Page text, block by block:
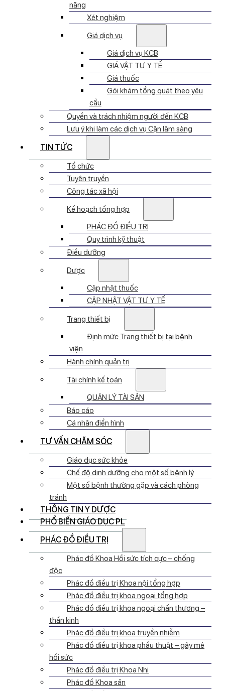
năng
Xét nghiệm
Giá dịch vụ
Giá dịch vụ KCB
GIÁ VẬT TƯ Y TẾ
Giá thuốc
Gói khám tổng quát theo yêu
cầu
Quyền và trách nhiệm người đến KCB
Lưu ý khi làm các dịch vụ Cận lâm sàng
TIN TỨC
Tổ chức
Tuyên truyền
Công tác xã hội
Kế hoạch tổng hợp
PHÁC ĐỒ ĐIỀU TRỊ
Quy trình kỹ thuật
Điều dưỡng
Dược
Cập nhật thuốc
CẬP NHẬT VẬT TƯ Y TẾ
Trang thiết bị
Định mức Trang thiết bị tại bệnh
viện
Hành chính quản trị
Tài chính kế toán
QUẢN LÝ TÀI SẢN
Báo cáo
Cá nhân điển hình
TƯ VẤN CHĂM SÓC
Giáo dục sức khỏe
Chế độ dinh dưỡng cho một số bệnh lý
Một số bệnh thường gặp và cách phòng
tránh
THÔNG TIN Y DƯỢC
PHỔ BIẾN GIÁO DỤC PL
PHÁC ĐỒ ĐIỀU TRỊ
Phác đồ Khoa Hồi sức tích cực – chống
độc
Phác đồ điều trị Khoa nội tổng hợp
Phác đồ điều trị khoa ngoại tổng hợp
Phác đồ điều trị khoa ngoại chấn thương –
thần kinh
Phác đồ điều trị khoa truyền nhiễm
Phác đồ điều trị khoa phẩu thuật – gây mê
hồi sức
Phác đồ điều trị Khoa Nhi
Phác đồ Khoa sản